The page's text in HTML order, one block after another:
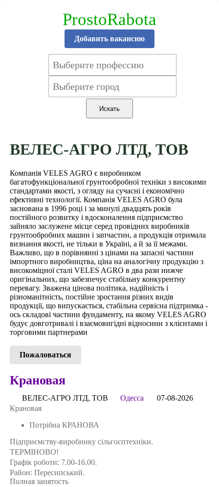
ProstoRabota
Добавить вакансию
ВЕЛЕС-АГРО ЛТД, ТОВ
Компанія VELES AGRO є виробником
багатофункціональної грунтообробної техніки з високими
стандартами якості, з огляду на сучасні і економічно
ефективні технології. Компанія VELES AGRO була
заснована в 1996 році і за минулі двадцять років
постійного розвитку і вдосконалення підприємство
зайняло заслужене місце серед провідних виробників
грунтообробних машин і запчастин, а продукція отримала
визнання якості, не тільки в Україні, а й за її межами.
Важливо, що в порівнянні з цінами на запасні частини
імпортного виробництва, ціна на аналогічну продукцію з
високоміцної сталі VELES AGRO в два рази нижче
оригінальних, що забезпечує стабільну конкурентну
перевагу. Зважена цінова політика, надійність і
різноманітність, постійне зростання різних видів
продукції, що випускається, стабільна сервісна підтримка -
ось складові частини фундаменту, на якому VELES AGRO
будує довготривалі і взаємовигідні відносини з клієнтами і
торговими партнерами
Пожаловаться
Крановая
ВЕЛЕС-АГРО ЛТД, ТОВ Одесса
07-08-2026
Крановая
Потрібна КРАНОВА
Підприємству-виробнику сільгосптехніки.
ТЕРМІНОВО!
Графік роботи: 7.00-16.00.
Район: Пересипський.
Полная занятость